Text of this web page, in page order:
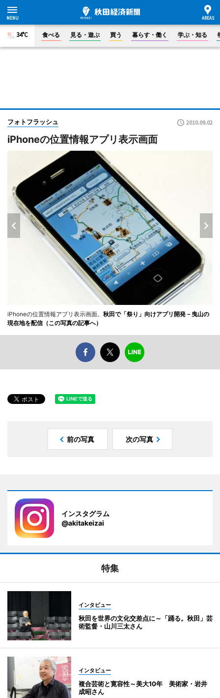
34°C 食べる 見る・遊ぶ 買う 暮らす・働く 学ぶ・知る
フォトフラッシュ 2010.09.02
iPhoneの位置情報アプリ表示画面
iPhoneの位置情報アプリ表示画面。 秋田で「祭り」向けアプリ開発－曳山の
現在地を配信（この写真の記事へ）
前の写真 次の写真
インスタグラム
@akitakeizai
特集
インタビュー
秋田を世界の文化交差点に～「踊る。秋田」芸
術監督・山川三太さん
インタビュー
複合芸術と寛容性～美大10年 美術家・岩井
成昭さん